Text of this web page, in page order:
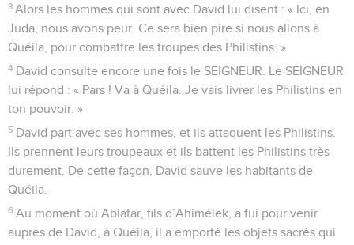
3 Alors les hommes qui sont avec David lui disent : « Ici, en
Juda, nous avons peur. Ce sera bien pire si nous allons à
Quéila, pour combattre les troupes des Philistins. »
4 David consulte encore une fois le SEIGNEUR. Le SEIGNEUR
lui répond : « Pars ! Va à Quéila. Je vais livrer les Philistins en
ton pouvoir. »
5 David part avec ses hommes, et ils attaquent les Philistins.
Ils prennent leurs troupeaux et ils battent les Philistins très
durement. De cette façon, David sauve les habitants de
Quéila.
6 Au moment où Abiatar, fils d’Ahimélek, a fui pour venir
auprès de David, à Quéila, il a emporté les objets sacrés qui